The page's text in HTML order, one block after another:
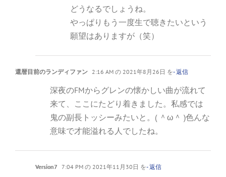
どうなるでしょうね。
やっぱりもう一度生で聴きたいという
願望はありますが（笑）
還暦目前のランディファン 2:16 AM の 2021年8月26日 を- 返信
深夜のFMからグレンの懐かしい曲が流れて
来て、ここにたどり着きました。私感では
鬼の副長トッシーみたいと。( ＾ω＾ )色んな
意味で才能溢れる人でしたね。
Version7 7:04 PM の 2021年11月30日 を- 返信